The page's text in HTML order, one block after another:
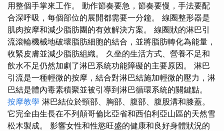
用整個手掌來工作。 動作節奏要急，節奏要慢，手法要配
合深呼吸，每個部位的展開都需要一分鐘。 線圈整形器是
肌肉按摩和減少脂肪團的有效解決方案。 線圈狀的淋巴引
流滾輪機械地破壞脂肪細胞的結合，並將脂肪轉化為能量，
收緊皮膚並減少脂肪組織。 久坐的生活方式、營養不足和
飲水不足仍然加劇了淋巴系統功能障礙的主要原因。 淋巴
引流是一種輕微的按摩，結合對淋巴結施加輕微的壓力，淋
巴結是體內毒素積聚並被引導到淋巴循環系統的關鍵點。
按摩教學 淋巴結位於頸部、胸部、腹部、腹股溝和膝蓋。
它完全由生長在不列顛哥倫比亞省和西伯利亞山區的天然雪
松木製成。 影響女性和性慾旺盛的健康和良好身體狀況的